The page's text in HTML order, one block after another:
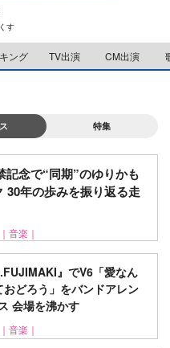
M
u
t
す
ング TV出演 CM出演
特集
記念で“同期”のゆりかも
30年の歩みを振り返る走
｜音楽｜
』でV6「愛なん
どろう」をバンドアレン
会場を沸かす
｜音楽｜